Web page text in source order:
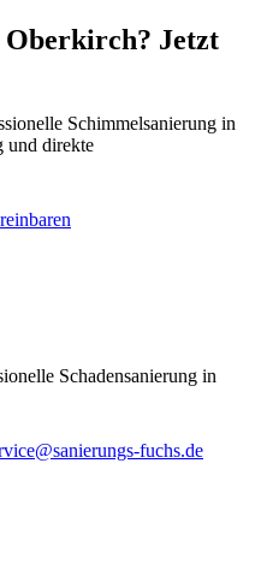
Oberkirch? Jetzt
Schimmelsanierung in
und direkte
Schadensanierung in
fuchs.de